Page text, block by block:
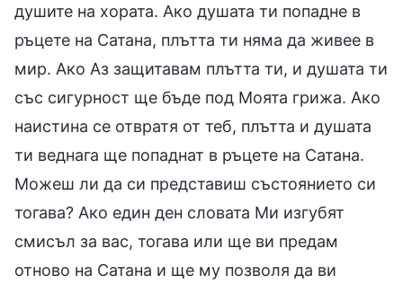
душите на хората. Ако душата ти попадне в
ръцете на Сатана, плътта ти няма да живее в
мир. Ако Аз защитавам плътта ти, и душата ти
със сигурност ще бъде под Моята грижа. Ако
наистина се отвратя от теб, плътта и душата
ти веднага ще попаднат в ръцете на Сатана.
Можеш ли да си представиш състоянието си
тогава? Ако един ден словата Ми изгубят
смисъл за вас, тогава или ще ви предам
отново на Сатана и ще му позволя да ви